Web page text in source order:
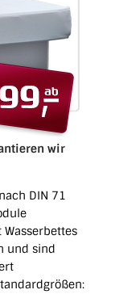
wir
DIN 71
und sind